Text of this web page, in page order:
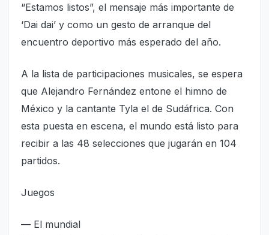
“Estamos listos”, el mensaje más importante de
‘Dai dai’ y como un gesto de arranque del
encuentro deportivo más esperado del año.
A la lista de participaciones musicales, se espera
que Alejandro Fernández entone el himno de
México y la cantante Tyla el de Sudáfrica. Con
esta puesta en escena, el mundo está listo para
recibir a las 48 selecciones que jugarán en 104
partidos.
Juegos
— El mundial